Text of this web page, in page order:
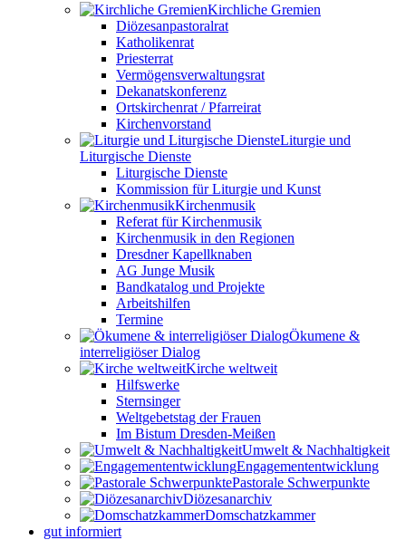
Kirchliche Gremien
Diözesanpastoralrat
Katholikenrat
Priesterrat
Vermögensverwaltungsrat
Dekanatskonferenz
Ortskirchenrat / Pfarreirat
Kirchenvorstand
Liturgie und
Liturgische Dienste
Liturgische Dienste
Kommission für Liturgie und Kunst
Kirchenmusik
Referat für Kirchenmusik
Kirchenmusik in den Regionen
Dresdner Kapellknaben
AG Junge Musik
Bandkatalog und Projekte
Arbeitshilfen
Termine
Ökumene &
interreligiöser Dialog
Kirche weltweit
Hilfswerke
Sternsinger
Weltgebetstag der Frauen
Im Bistum Dresden-Meißen
Umwelt & Nachhaltigkeit
Engagemententwicklung
Pastorale Schwerpunkte
Diözesanarchiv
Domschatzkammer
gut informiert